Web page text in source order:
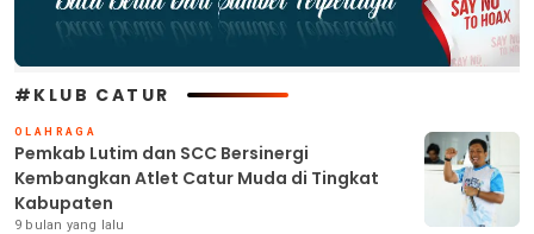
#KLUB CATUR
OLAHRAGA
Pemkab Lutim dan SCC Bersinergi
Kembangkan Atlet Catur Muda di Tingkat
Kabupaten
9 bulan yang lalu